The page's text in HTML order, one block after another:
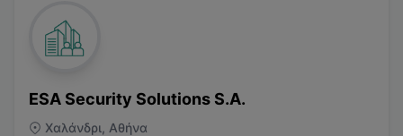
ESA Security Solutions S.A.
Χαλάνδρι, Αθήνα